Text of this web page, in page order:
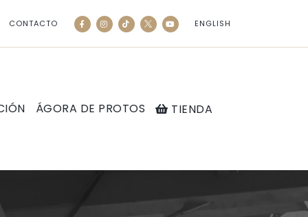
CONTACTO ENGLISH
ÁGORA DE PROTOS TIENDA